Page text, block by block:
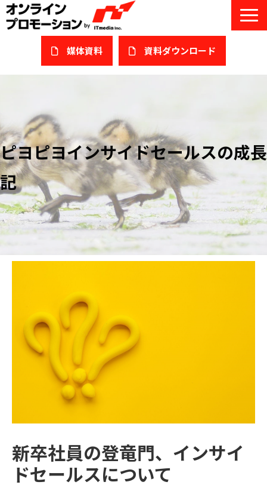
媒体資料 ​資料ダウンロード
私たちについて
サービスガイド/お役立ち資料
課題/ターゲット別で探す
オンライン展示会/協賛ウェビナー
導入事例
セミナー情報/ブログ
ピヨピヨインサイドセールスの成長
記
新卒社員の登竜門、インサイ
ドセールスについて